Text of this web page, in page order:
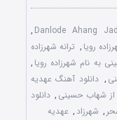
Danlode Ahang
,
رویا , ترانه شهرزاده
به نام شهرزاده رویا ,
, دانلود آهنگ عهدیه
از شهاب حسینی , دانلود
, شهرزاد , عهدیه